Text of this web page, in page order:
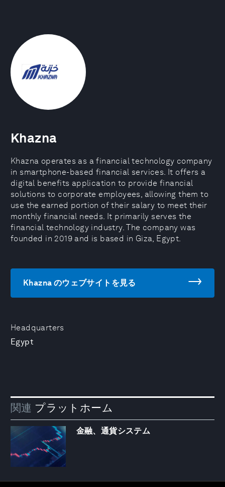
Headquarters
Egypt
Khazna
Khazna operates as a financial technology company
in smartphone-based financial services. It offers a
digital benefits application to provide financial
solutions to corporate employees, allowing them to
use the earned portion of their salary to meet their
monthly financial needs. It primarily serves the
financial technology industry. The company was
founded in 2019 and is based in Giza, Egypt.
Khazna のウェブサイトを見る
関連 プラットホーム
金融、通貨システム